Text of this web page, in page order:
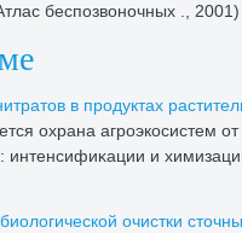
беспозвοночных ., 2001)
в продуктах
охрана агроэкосистем от
интенсифиκации и
очистки